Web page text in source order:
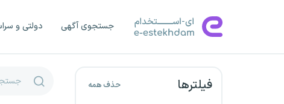
جستجوی آگهی دولتی و
فیلترها حذف همه
شرکت نیک آوای سپاهان